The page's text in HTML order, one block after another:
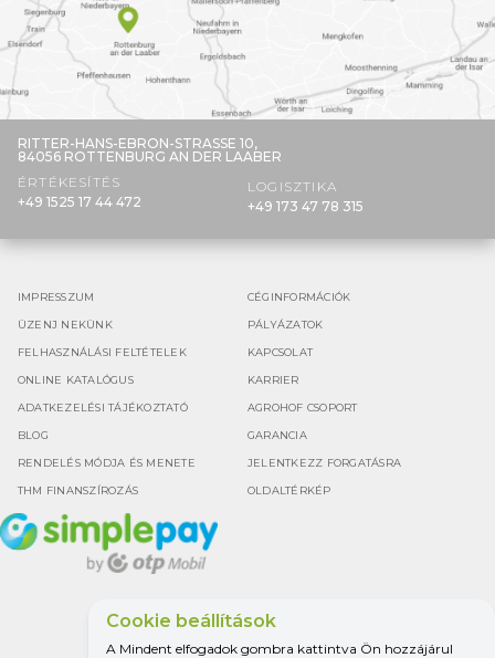
RITTER-HANS-EBRON-STRASSE 10,
84056 ROTTENBURG AN DER LAABER
ÉRTÉKESÍTÉS
+49 1525 17 44 472
LOGISZTIKA
+49 173 47 78 315
IMPRESSZUM CÉGINFORMÁCIÓK
ÜZENJ NEKÜNK PÁLYÁZATOK
FELHASZNÁLÁSI FELTÉTELEK KAPCSOLAT
ONLINE KATALÓGUS KARRIER
ADATKEZELÉSI TÁJÉKOZTATÓ AGROHOF CSOPORT
BLOG GARANCIA
RENDELÉS MÓDJA ÉS MENETE JELENTKEZZ FORGATÁSRA
THM FINANSZÍROZÁS OLDALTÉRKÉP
Cookie beállítások
A Mindent elfogadok gombra kattintva Ön hozzájárul